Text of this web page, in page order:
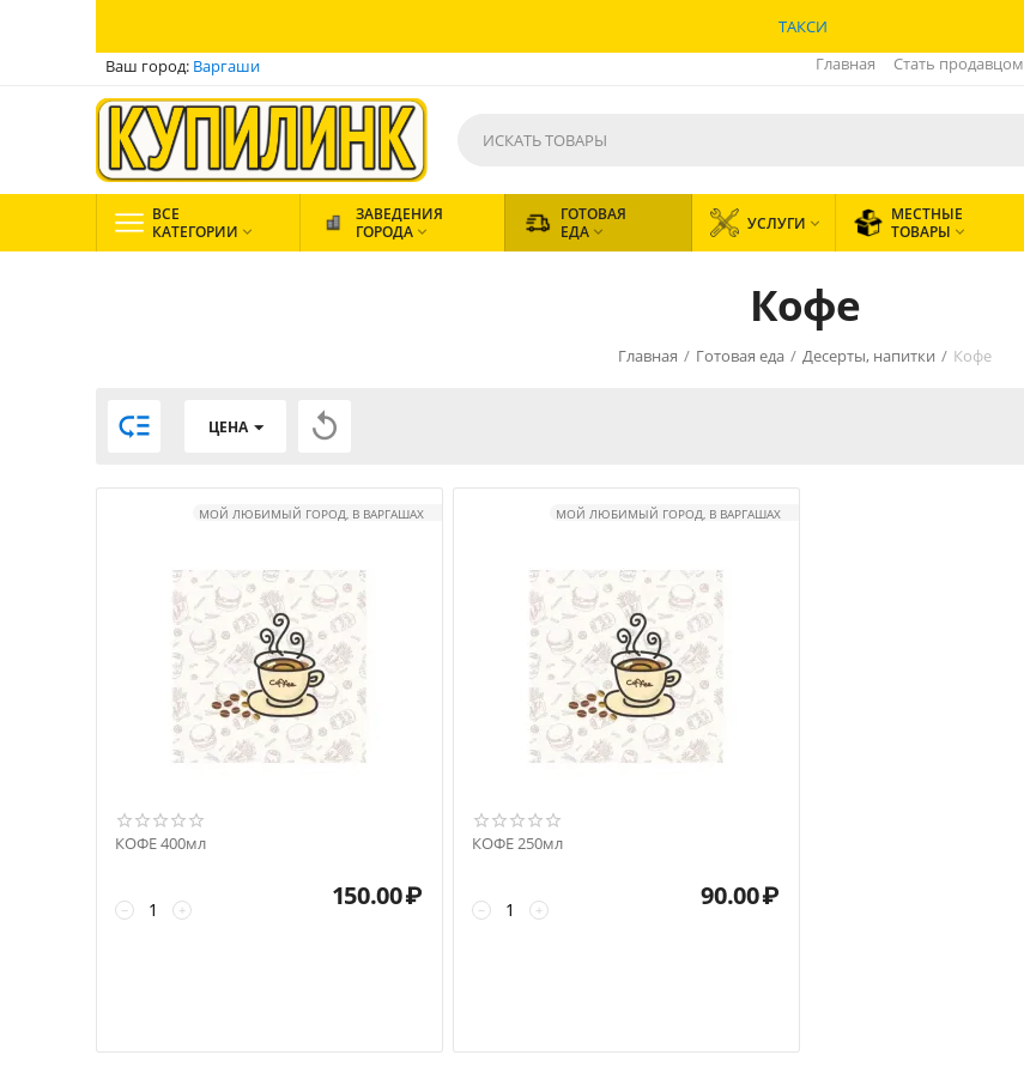
ТАКСИ
Ваш город: Варгаши Главная Стать продавцом
ВСЕ
КАТЕГОРИИ 
ЗАВЕДЕНИЯ
ГОРОДА 
ГОТОВАЯ
ЕДА  УСЛУГИ 
МЕСТНЫЕ
ТОВАРЫ 
Кофе
Главная / Готовая еда / Десерты, напитки / Кофе
 ЦЕНА 
МОЙ ЛЮБИМЫЙ ГОРОД, В ВАРГАШАХ
КОФЕ 400мл
+
− 150.00₽
МОЙ ЛЮБИМЫЙ ГОРОД, В ВАРГАШАХ
КОФЕ 250мл
+
− 90.00₽